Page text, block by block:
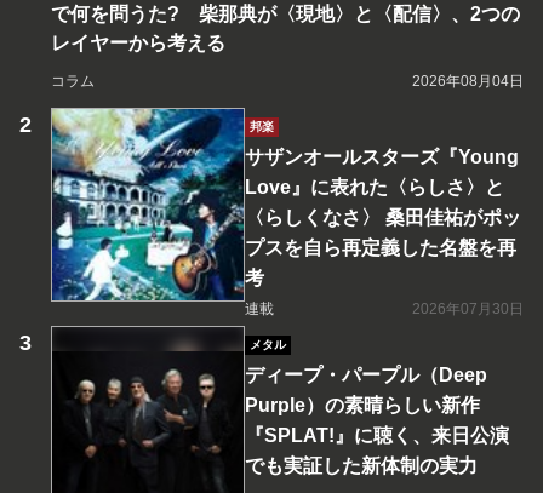
で何を問うた? 柴那典が〈現地〉と〈配信〉、2つの
レイヤーから考える
コラム 2026年08月04日
邦楽
サザンオールスターズ『Young
Love』に表れた〈らしさ〉と
〈らしくなさ〉 桑田佳祐がポッ
プスを自ら再定義した名盤を再
考
連載 2026年07月30日
メタル
ディープ・パープル（Deep
Purple）の素晴らしい新作
『SPLAT!』に聴く、来日公演
でも実証した新体制の実力